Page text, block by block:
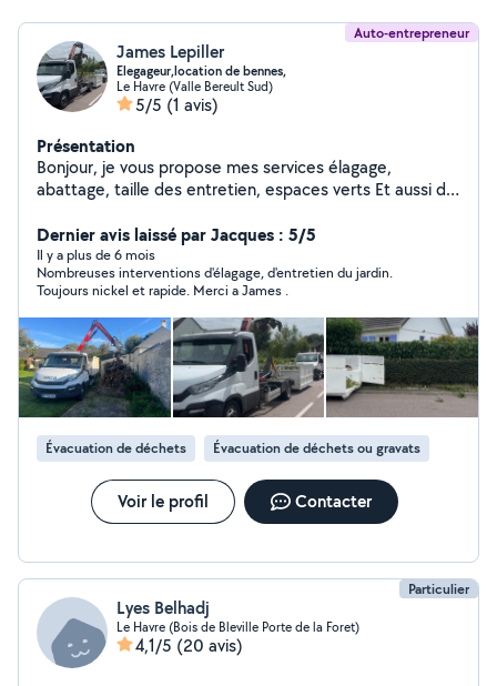
Auto-entrepreneur
James Lepiller
Elegageur,location de bennes,
Le Havre (Valle Bereult Sud)
5/5 (1 avis)
Présentation
Bonjour, je vous propose mes services élagage,
abattage, taille des entretien, espaces verts Et aussi de
gravats déchets verts, déchets en tout genre et
chargement avec Camion Grue, possible et démolition
éventuellement. Devis gratuit, disponible tout les jours
sauf le dimanche
Dernier avis laissé par Jacques : 5/5
Il y a plus de 6 mois
Nombreuses interventions d'élagage, d'entretien du jardin.
Toujours nickel et rapide. Merci a James .
Évacuation de déchets Évacuation de déchets ou gravats
Voir le profil Contacter
Particulier
Lyes Belhadj
Le Havre (Bois de Bleville Porte de la Foret)
4,1/5 (20 avis)